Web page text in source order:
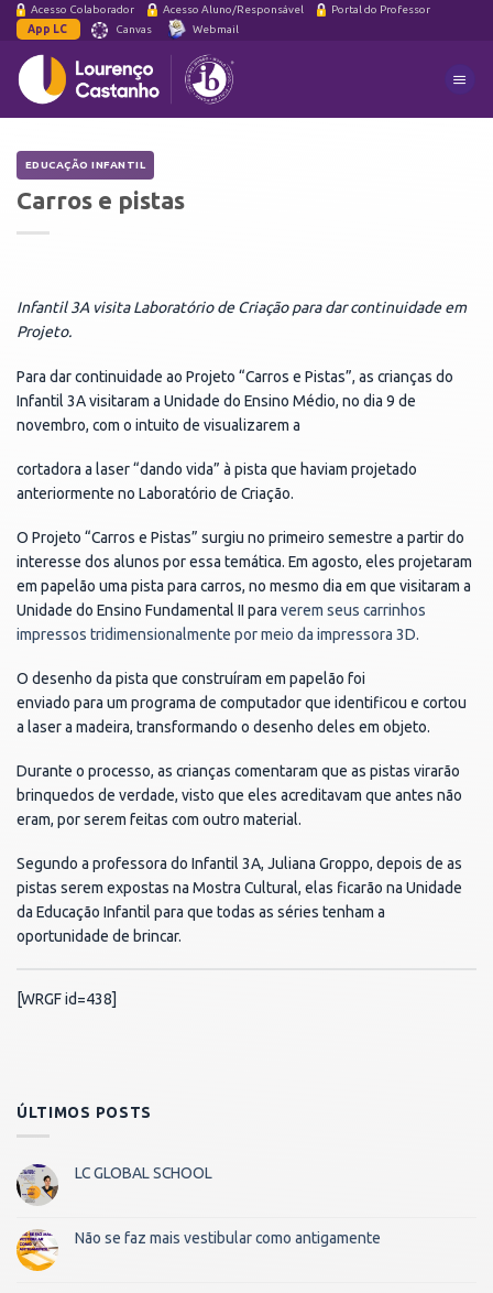
Skip
content
Acesso Colaborador Acesso Aluno/Responsável
Portal do Professor
App LC
Canvas Webmail
EDUCAÇÃO INFANTIL
Carros e pistas
Infantil 3A visita Laboratório de Criação para dar continuidade em
Projeto.
Para dar continuidade ao Projeto “Carros e Pistas”, as crianças do
Infantil 3A visitaram a Unidade do Ensino Médio, no dia 9 de
novembro, com o intuito de visualizarem a
cortadora a laser “dando vida” à pista que haviam projetado
anteriormente no Laboratório de Criação.
O Projeto “Carros e Pistas” surgiu no primeiro semestre a partir do
interesse dos alunos por essa temática. Em agosto, eles projetaram
em papelão uma pista para carros, no mesmo dia em que visitaram a
Unidade do Ensino Fundamental II para verem seus carrinhos
impressos tridimensionalmente por meio da impressora 3D.
O desenho da pista que construíram em papelão foi
enviado para um programa de computador que identificou e cortou
a laser a madeira, transformando o desenho deles em objeto.
Durante o processo, as crianças comentaram que as pistas virarão
brinquedos de verdade, visto que eles acreditavam que antes não
eram, por serem feitas com outro material.
Segundo a professora do Infantil 3A, Juliana Groppo, depois de as
pistas serem expostas na Mostra Cultural, elas ficarão na Unidade
da Educação Infantil para que todas as séries tenham a
oportunidade de brincar.
[WRGF id=438]
ÚLTIMOS POSTS
LC GLOBAL SCHOOL
Não se faz mais vestibular como antigamente